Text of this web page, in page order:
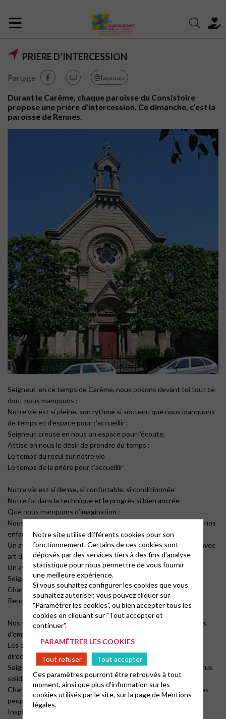
PRIERE D’INTERCESSION
Partage Imprimer
Durant le Carême, chaque paroisse du Consistoire
propose une prière d’intercession. Ce dimanche, c’est la
paroisse de Rennes.
Seigneur, en ce temps de Carême, nous posons devant toi tout ce
dont nous manquons :
Notre vie est si pleine, son rythme si soutenu que nous manquons
de temps et d’espace pour t’accueillir :
Seigneur, creuse en nous un espace pour l’écoute,
Attise en nous le désir de prendre du temps :
Le temps du recul sur notre vie
Le temps de la prière pour t’accueillir
Notre vie est si dense, si confortable, si conditionnée
Notre foi dans la technique et le progrès si bien ancrée
Que nous manquons d’imagination :
Nous ne savons pas inventer un avenir vivable pour nous, pour nos
enfants, pour ceux qui viendront après nous,
Un avenir où sobriété ne rimerait pas avec renoncement mais avec
art de vivre
Un avenir où chacun aurait sa place
Seigneur, convertis-nous,
Change notre regard
Rends nous créatifs
Nos vies sont si centrées sur nous-mêmes que nous manquons
d’empathie
Les catastrophes qui arrivent au loin ne nous touchent pas
directement
Seigneur, quand le monde vacille autour de nous, rends-nous plus
solidaires
Change le cœur de ceux qui voudraient confisquer la terre et les
peuples
Inspire ceux qui nous dirigent
Notre site utilise différents cookies pour son
fonctionnement. Certains de ces cookies sont
déposés par des services tiers à des fins d'analyse
statistique pour nous permettre de vous fournir
une meilleure expérience.
Si vous souhaitez configurer les cookies que vous
souhaitez autoriser, vous pouvez cliquer sur
"Paramétrer les cookies", ou bien accepter tous les
cookies en cliquant sur "Tout accepter et
continuer".
PARAMÉTRER LES COOKIES
Tout refuser
Tout accepter
Ces paramètres pourront être retrouvés à tout
moment, ainsi que plus d'information sur les
cookies utilisés par le site, sur la page deMentions
légales.